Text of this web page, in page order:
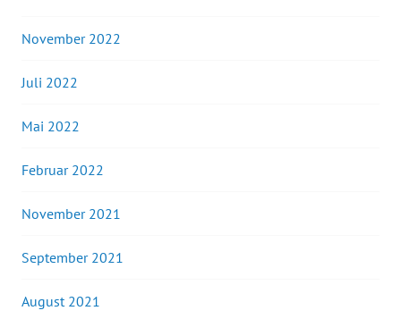
November 2022
Juli 2022
Mai 2022
Februar 2022
November 2021
September 2021
August 2021